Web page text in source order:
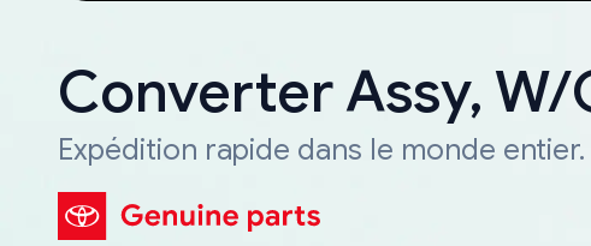
Converter Assy,
Expédition rapide dans le monde